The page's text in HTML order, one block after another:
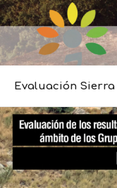
Evaluación Sierra